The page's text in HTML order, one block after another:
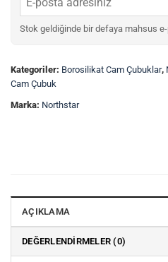
Stok geldiğinde bir defaya mahsus
Kategoriler: Borosilikat Cam Çubuklar,
Cam Çubuk
Marka: Northstar
AÇIKLAMA
DEĞERLENDIRMELER (0)